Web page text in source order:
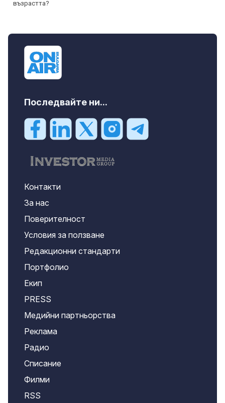
Последвайте ни...
Контакти
За нас
Поверителност
Условия за ползване
Редакционни стандарти
Портфолио
Екип
PRESS
Медийни партньорства
Реклама
Радио
Списание
Филми
RSS